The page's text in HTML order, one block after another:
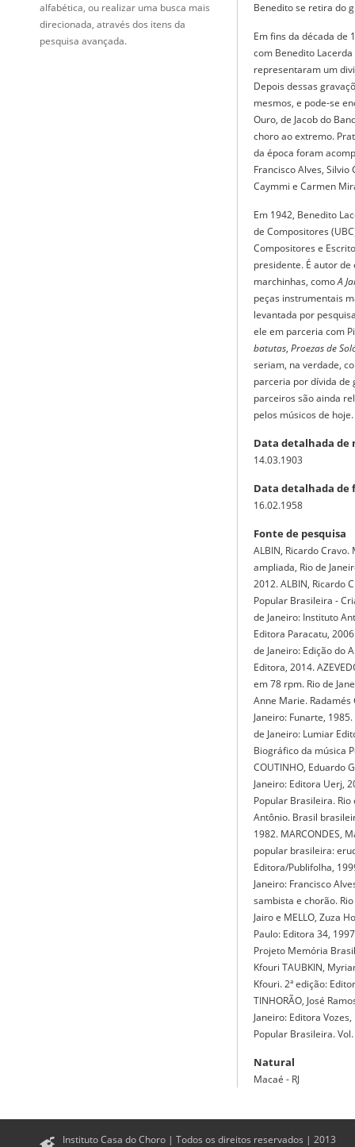
alfabética, ou realizar uma busca mais
direcionada, através dos itens da
pesquisa avançada.
Benedito se retira do
Em fins da década de
com Benedito
representaram um
Depois dessas
mesmos, e pode-se
Ouro, de Jacob do
choro ao extremo.
da época foram
Francisco Alves,
Caymmi e Carmen
Em 1942, Benedito
de Compositores
Compositores e
presidente. É autor
marchinhas, comoA
peças instrumentais
levantada por
ele em parceria com
batutas, Proezas de
seriam, na verdade,
parceria por dívida de
parceiros são ainda
pelos músicos de hoje.
Data detalhada de
14.03.1903
Data detalhada de
16.02.1958
Fonte de pesquisa
ALBIN, Ricardo Cravo.
ampliada, Rio de
2012. ALBIN, Ricardo
Popular Brasileira -
de Janeiro: Instituto
Editora Paracatu,
de Janeiro: Edição do
Editora, 2014.
em 78 rpm. Rio de
Anne Marie.
Janeiro: Funarte,
de Janeiro: Lumiar
Biográfico da música
COUTINHO, Eduardo
Janeiro: Editora Uerj,
Popular Brasileira. Rio
Antônio. Brasil
1982. MARCONDES,
popular brasileira:
Editora/Publifolha,
Janeiro: Francisco
sambista e chorão. Rio
Jairo e MELLO, Zuza
Paulo: Editora 34,
Projeto Memória
Kfouri TAUBKIN,
Kfouri. 2ª edição:
TINHORÃO, José
Janeiro: Editora
Popular Brasileira.
Natural
Macaé - RJ
Instituto Casa do Choro | Todos os direitos reservados | 2013